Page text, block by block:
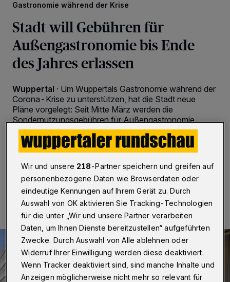
Gastronomie während der Krise
Stadt will Gebühren für
Außengastronomie bis Ende
des Jahres erlassen
Wuppertal · Um Wuppertals Gastronomie während der
Corona-Krise zu unterstützen, hat die Stadt neue
Pläne vorgelegt: Seit Mitte März werden die
Sondernutzungsgebühren für Außengastronomie
bereits nicht mehr erhoben – nun sollen sie bis Ende
2020 ausgesetzt werden.
12.06.2020 , 11:30 Uhr 2 Minuten Lesezeit
Wir und unsere 218-Partner speichern und greifen auf
personenbezogene Daten wie Browserdaten oder
eindeutige Kennungen auf Ihrem Gerät zu. Durch
Auswahl von OK aktivieren Sie Tracking-Technologien
für die unter „Wir und unsere Partner verarbeiten
Daten, um Ihnen Dienste bereitzustellen“ aufgeführten
Zwecke. Durch Auswahl von Alle ablehnen oder
Widerruf Ihrer Einwilligung werden diese deaktiviert.
Wenn Tracker deaktiviert sind, sind manche Inhalte und
Anzeigen möglicherweise nicht mehr so relevant für